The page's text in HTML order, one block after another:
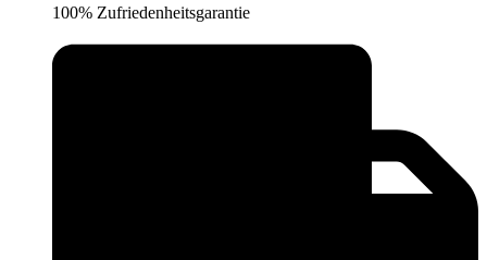
100% Zufriedenheitsgarantie